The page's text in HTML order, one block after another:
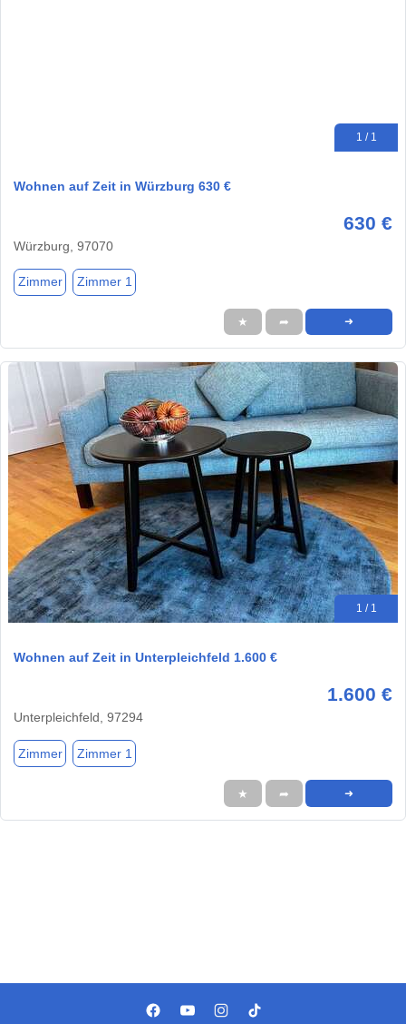
1 / 1
Wohnen auf Zeit in Würzburg 630 €
630 €
Würzburg, 97070
Zimmer Zimmer 1
★ ➦ ➜
1 / 1
Wohnen auf Zeit in Unterpleichfeld 1.600 €
1.600 €
Unterpleichfeld, 97294
Zimmer Zimmer 1
★ ➦ ➜